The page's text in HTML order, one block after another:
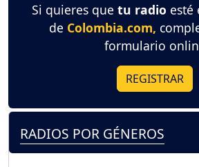
Si quieres que tu radio esté
de Colombia.com,
formulario
REGISTRAR
RADIOS POR GÉNEROS